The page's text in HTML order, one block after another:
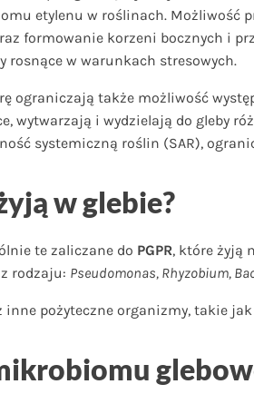
etylenu w roślinach. Możliwość
formowanie korzeni bocznych i
rosnące w warunkach stresowych.
ograniczają także możliwość
wytwarzają i wydzielają do gleby
systemiczną roślin (SAR),
w glebie?
te zaliczane do PGPR, które żyją
rodzaju: Pseudomonas, Rhyzobium,
pożyteczne organizmy, takie